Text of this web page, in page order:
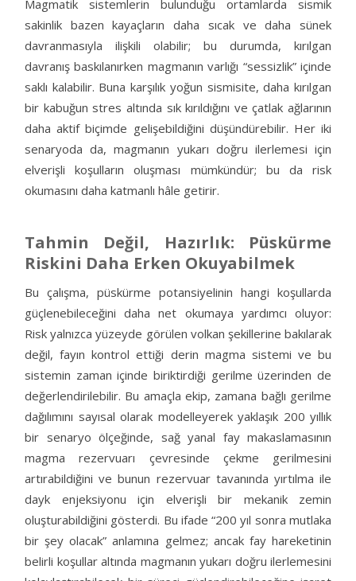
Magmatik sistemlerin bulunduğu ortamlarda sismik
sakinlik bazen kayaçların daha sıcak ve daha sünek
davranmasıyla ilişkili olabilir; bu durumda, kırılgan
davranış baskılanırken magmanın varlığı “sessizlik” içinde
saklı kalabilir. Buna karşılık yoğun sismisite, daha kırılgan
bir kabuğun stres altında sık kırıldığını ve çatlak ağlarının
daha aktif biçimde gelişebildiğini düşündürebilir. Her iki
senaryoda da, magmanın yukarı doğru ilerlemesi için
elverişli koşulların oluşması mümkündür; bu da risk
okumasını daha katmanlı hâle getirir.
Tahmin Değil, Hazırlık: Püskürme
Riskini Daha Erken Okuyabilmek
Bu çalışma, püskürme potansiyelinin hangi koşullarda
güçlenebileceğini daha net okumaya yardımcı oluyor:
Risk yalnızca yüzeyde görülen volkan şekillerine bakılarak
değil, fayın kontrol ettiği derin magma sistemi ve bu
sistemin zaman içinde biriktirdiği gerilme üzerinden de
değerlendirilebilir. Bu amaçla ekip, zamana bağlı gerilme
dağılımını sayısal olarak modelleyerek yaklaşık 200 yıllık
bir senaryo ölçeğinde, sağ yanal fay makaslamasının
magma rezervuarı çevresinde çekme gerilmesini
artırabildiğini ve bunun rezervuar tavanında yırtılma ile
dayk enjeksiyonu için elverişli bir mekanik zemin
oluşturabildiğini gösterdi. Bu ifade “200 yıl sonra mutlaka
bir şey olacak” anlamına gelmez; ancak fay hareketinin
belirli koşullar altında magmanın yukarı doğru ilerlemesini